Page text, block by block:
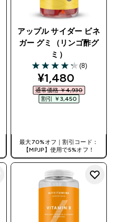
アップル サイダー ビネ
ガー グミ（リンゴ酢グ
ミ）
4.25 out of 5 stars
(8)
discounted
¥1,480‎
通常価格 ￥4,930‎
割引 ￥3,450‎
最大70%オフ｜割引コード：
【MPJP】使用で5%オフ！